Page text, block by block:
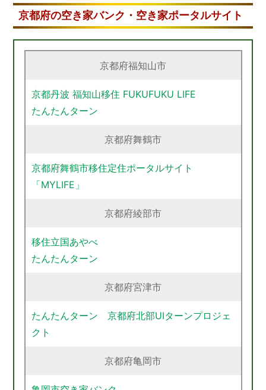
京都府の空き家バンク・空き家ポータルサイト
京都府福知山市
京都丹波 福知山移住 FUKUFUKU LIFE
たんたんターン
京都府舞鶴市
京都府舞鶴市移住定住ポータルサイト
「MYLIFE」
京都府綾部市
移住立国あやべ
たんたんターン
京都府宮津市
たんたんターン 京都府北部UIターンプロジェ
クト
京都府亀岡市